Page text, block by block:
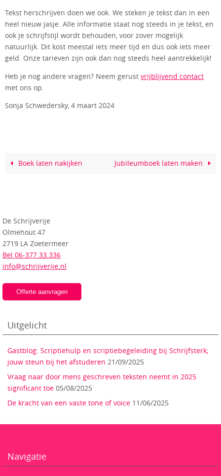
Tekst herschrijven doen we ook. We steken je tekst dan in een
heel nieuw jasje. Alle informatie staat nog steeds in je tekst, en
ook je schrijfstijl wordt behouden, voor zover mogelijk
natuurlijk. Dit kost meestal iets meer tijd en dus ook iets meer
geld. Onze tarieven zijn ook dan nog steeds heel aantrekkelijk!
Heb je nog andere vragen? Neem gerust vrijblijvend contact
met ons op.
Sonja Schwedersky, 4 maart 2024
Boek laten nakijken Jubileumboek laten maken
De Schrijverije
Olmehout 47
2719 LA Zoetermeer
Bel 06-377.33.336
info@schrijverije.nl
Offerte aanvragen
Uitgelicht
Gastblog: Scriptiehulp en scriptiebegeleiding bij Schrijfsterk;
jouw steun bij het afstuderen 21/09/2025
Vraag naar door mens geschreven teksten neemt in 2025
significant toe 05/08/2025
De kracht van een vaste tone of voice 11/06/2025
Navigatie